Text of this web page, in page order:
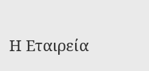
Η Εταιρεία